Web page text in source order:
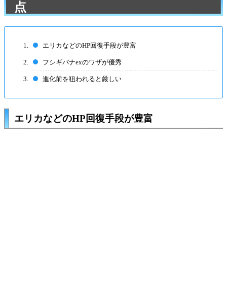
点
エリカなどのHP回復手段が豊富
フシギバナexのワザが優秀
進化前を狙われると厳しい
エリカなどのHP回復手段が豊富